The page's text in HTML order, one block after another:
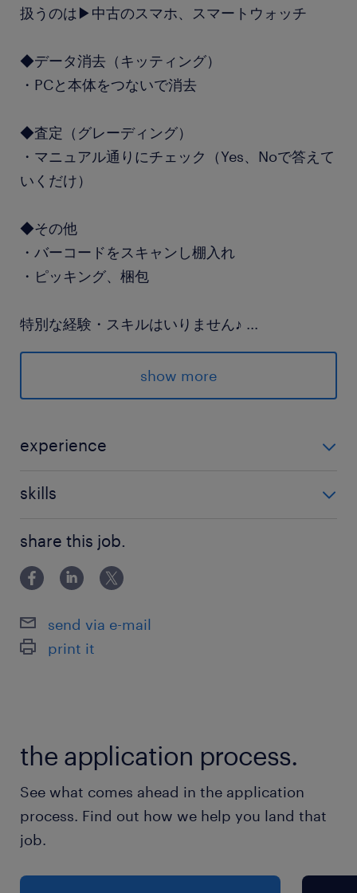
扱うのは▶中古のスマホ、スマートウォッチ
◆データ消去（キッティング）
・PCと本体をつないで消去
◆査定（グレーディング）
・マニュアル通りにチェック（Yes、Noで答えて
いくだけ）
◆その他
・バーコードをスキャンし棚入れ
・ピッキング、梱包
特別な経験・スキルはいりません♪ ...
スマホを使える方なら大丈夫です
＝＝＝＝＝＝＝＝＝＝＝＝＝＝＝＝
☑ 土日祝休み
☑ 空調完備
派遣先の特徴
国内外の貨物の輸送や保管などを行う物流企業さ
最寄駅
35分）
休日休暇
土日祝日
就業時間
show more
experience
skills
share this job.
send via e-mail
print it
the application process.
See what comes ahead in the application
process. Find out how we help you land that
job.